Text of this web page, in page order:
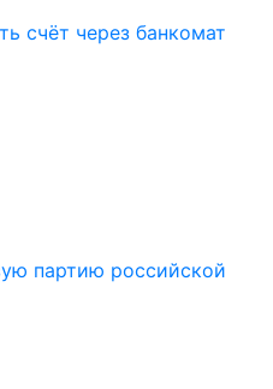
счёт через банкомат
партию российской